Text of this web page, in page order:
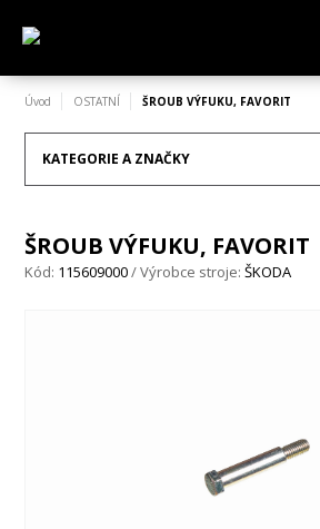
Úvod OSTATNÍ ŠROUB VÝFUKU, FAVORIT
KATEGORIE A ZNAČKY
ŠROUB VÝFUKU, FAVORIT
Kód: 115609000/ Výrobce stroje:ŠKODA